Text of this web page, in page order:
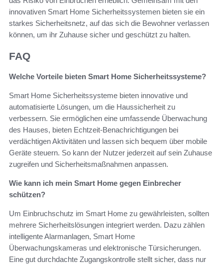
innovativen Smart Home Sicherheitssystemen bieten sie ein
starkes Sicherheitsnetz, auf das sich die Bewohner verlassen
können, um ihr Zuhause sicher und geschützt zu halten.
FAQ
Welche Vorteile bieten Smart Home Sicherheitssysteme?
Smart Home Sicherheitssysteme bieten innovative und
automatisierte Lösungen, um die Haussicherheit zu
verbessern. Sie ermöglichen eine umfassende Überwachung
des Hauses, bieten Echtzeit-Benachrichtigungen bei
verdächtigen Aktivitäten und lassen sich bequem über mobile
Geräte steuern. So kann der Nutzer jederzeit auf sein Zuhause
zugreifen und Sicherheitsmaßnahmen anpassen.
Wie kann ich mein Smart Home gegen Einbrecher
schützen?
Um Einbruchschutz im Smart Home zu gewährleisten, sollten
mehrere Sicherheitslösungen integriert werden. Dazu zählen
intelligente Alarmanlagen, Smart Home
Überwachungskameras und elektronische Türsicherungen.
Eine gut durchdachte Zugangskontrolle stellt sicher, dass nur